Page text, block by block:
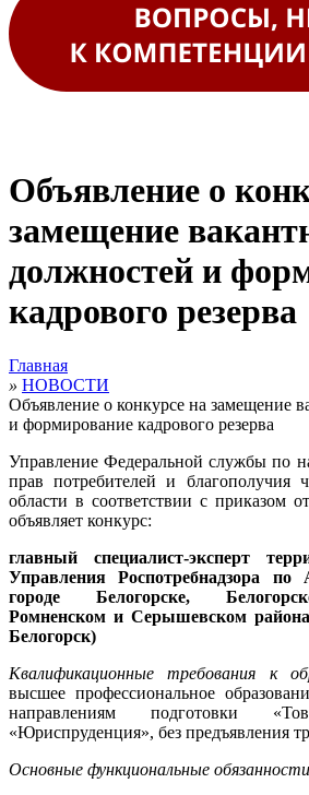
Объявление о
замещение
должностей и
кадрового резерва
Главная
» НОВОСТИ
Объявление о конкурсе на замещение
и формирование кадрового резерва
Управление Федеральной службы по
прав потребителей и благополучия
области в соответствии с приказом
объявляет конкурс:
главный специалист-эксперт
Управления Роспотребнадзора
городе Белогорске,
Ромненском и Серышевском
Белогорск)
Квалификационные требования к
высшее профессиональное
направлениям подготовки
«Юриспруденция», без предъявления
Основные функциональные обязанности